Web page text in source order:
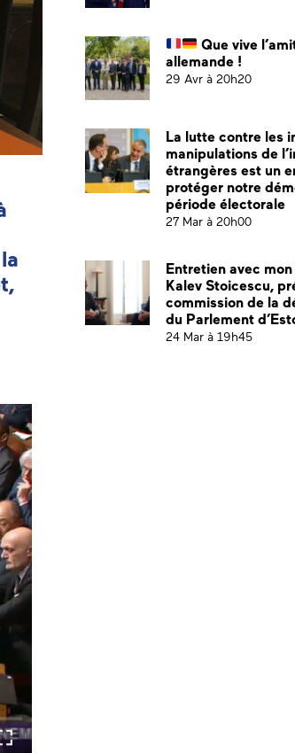
Que vive
allemande !
29 Avr à 20h20
La lutte contre les
manipulations de
étrangères est un
protéger notre
période électorale
27 Mar à 20h00
Entretien avec
Kalev Stoicescu,
commission de la
du Parlement
24 Mar à 19h45